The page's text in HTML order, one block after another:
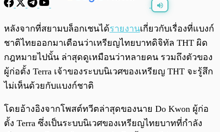
พร้อมเล่น 0:00 0:00
หลังจากที่สยามบล็อกเชนได้รายงานเกี่ยวกับเรื่องที่แบงก์
ชาติไทยออกมาเตือนว่าเหรียญไทยบาทดิจิทัล THT ผิด
กฎหมายไปนั้น ล่าสุดดูเหมือนว่าหลายคน รวมถึงตัวของ
ผู้ก่อตั้ง Terra เจ้าของระบบนิเวศของเหรียญ THT จะรู้สึก
ไม่เห็นด้วยกับแบงก์ชาติ
โดยอ้างอิงจากโพสต์ทวีตล่าสุดของนาย Do Kwon ผู้ก่อ
ตั้ง Terra ซึ่งเป็นระบบนิเวศของเหรียญไทยบาทที่กำลัง